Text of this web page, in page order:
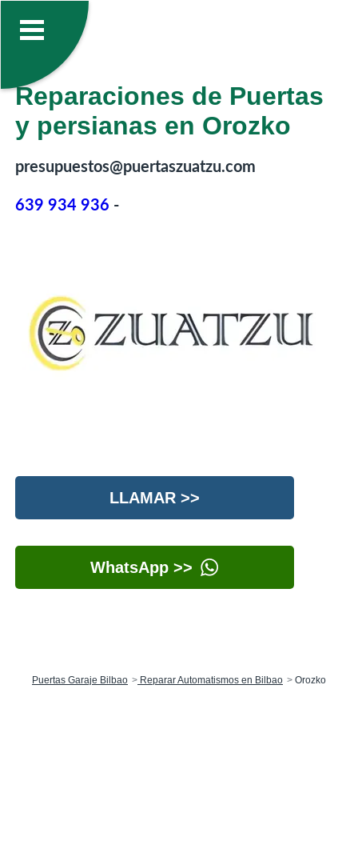
Reparaciones de Puertas
y persianas en Orozko
presupuestos@puertaszuatzu.com
639 934 936 -
LLAMAR >>
WhatsApp >>
Puertas Garaje Bilbao Reparar Automatismos en Bilbao Orozko